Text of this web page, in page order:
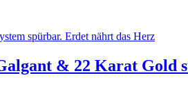
& 22 Karat Gold